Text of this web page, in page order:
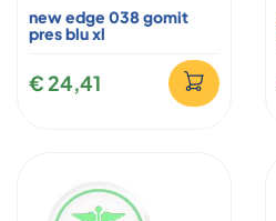
new edge 038 gomit
pres blu xl
€ 24,41